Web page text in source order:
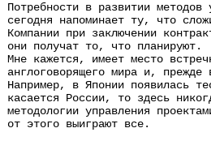
Потребности в развитии
сегодня напоминает ту, что
Компании при заключении
они получат то, что планируют.
Мне кажется, имеет место
англоговорящего мира и,
Например, в Японии появилась
касается России, то здесь
методологии управления
от этого выиграют все.